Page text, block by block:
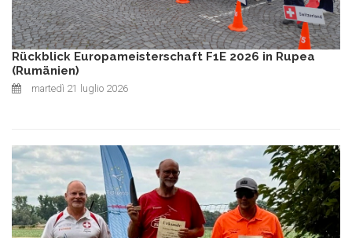
Rückblick Europameisterschaft F1E 2026 in Rupea
(Rumänien)
martedì 21 luglio 2026